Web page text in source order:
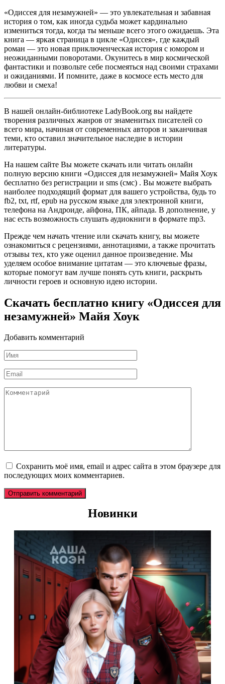
«Одиссея для незамужней» — это увлекательная и забавная
история о том, как иногда судьба может кардинально
измениться тогда, когда ты меньше всего этого ожидаешь. Эта
книга — яркая страница в цикле «Одиссея», где каждый
роман — это новая приключенческая история с юмором и
неожиданными поворотами. Окунитесь в мир космической
фантастики и позвольте себе посмеяться над своими страхами
и ожиданиями. И помните, даже в космосе есть место для
любви и смеха!
В нашей онлайн-библиотеке LadyBook.org вы найдете
творения различных жанров от знаменитых писателей со
всего мира, начиная от современных авторов и заканчивая
теми, кто оставил значительное наследие в истории
литературы.
На нашем сайте Вы можете скачать или читать онлайн
полную версию книги «Одиссея для незамужней» Майя Хоук
бесплатно без регистрации и sms (смс) . Вы можете выбрать
наиболее подходящий формат для вашего устройства, будь то
fb2, txt, rtf, epub на русском языке для электронной книги,
телефона на Андроиде, айфона, ПК, айпада. В дополнение, у
нас есть возможность слушать аудиокниги в формате mp3.
Прежде чем начать чтение или скачать книгу, вы можете
ознакомиться с рецензиями, аннотациями, а также прочитать
отзывы тех, кто уже оценил данное произведение. Мы
уделяем особое внимание цитатам — это ключевые фразы,
которые помогут вам лучше понять суть книги, раскрыть
личности героев и основную идею истории.
Скачать бесплатно книгу «Одиссея для
незамужней» Майя Хоук
Добавить комментарий
Имя
*
Email
*
Комментарий
Сохранить моё имя, email и адрес сайта в этом браузере для
последующих моих комментариев.
Новинки